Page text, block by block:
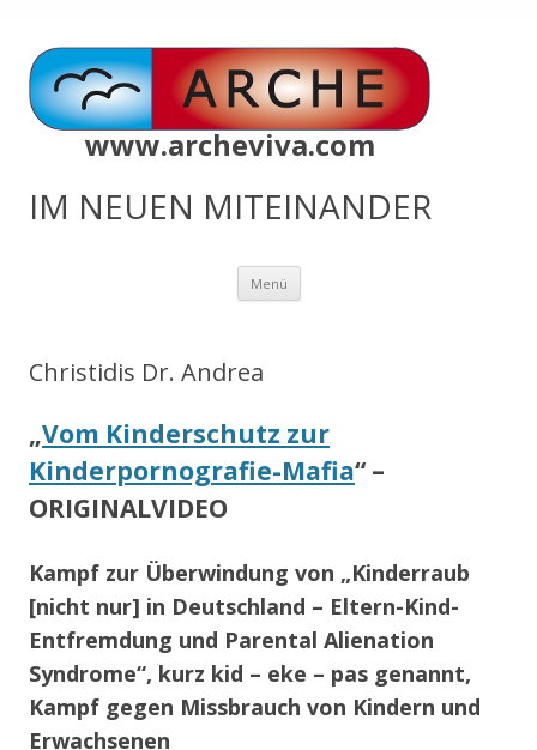
www.archeviva.com
IM NEUEN MITEINANDER
Menü Zum
springen
Christidis Dr. Andrea
„Vom Kinderschutz zur
Kinderpornografie-Mafia“ –
ORIGINALVIDEO
Kampf zur Überwindung von „Kinderraub
[nicht nur] in Deutschland – Eltern-Kind-
Entfremdung und Parental Alienation
Syndrome“, kurz kid – eke – pas genannt,
Kampf gegen Missbrauch von Kindern und
Erwachsenen